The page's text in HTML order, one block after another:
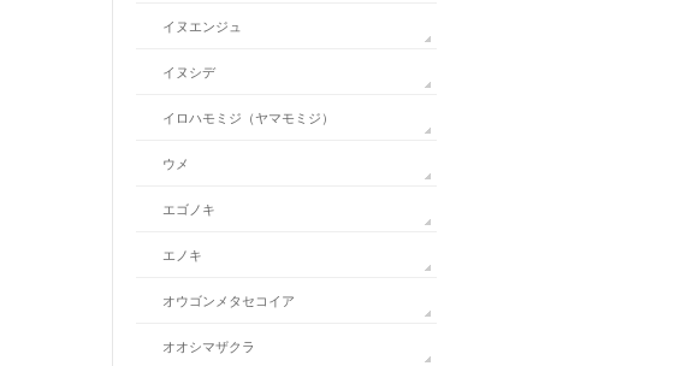
イヌエンジュ
イヌシデ
イロハモミジ（ヤマモミジ）
ウメ
エゴノキ
エノキ
オウゴンメタセコイア
オオシマザクラ